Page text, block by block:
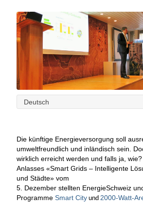
Deutsch
Die künftige Energieversorgung soll
umweltfreundlich und inländisch sein.
wirklich erreicht werden und falls ja,
Anlasses «Smart Grids – Intelligente
und Städte» vom
5. Dezember stellten EnergieSchweiz
Programme Smart Cityund 2000-Watt-